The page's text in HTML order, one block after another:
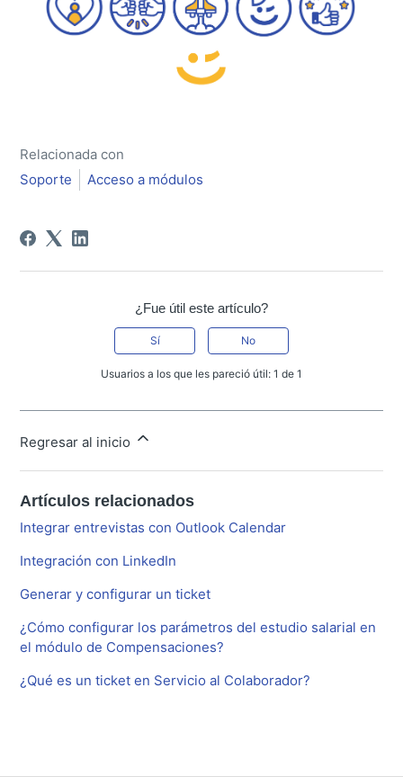
Relacionada con
Soporte
Acceso a módulos
¿Fue útil este artículo?
Sí No
Usuarios a los que les pareció útil: 1 de 1
Regresar al inicio
Artículos relacionados
Integrar entrevistas con Outlook Calendar
Integración con LinkedIn
Generar y configurar un ticket
¿Cómo configurar los parámetros del estudio salarial en
el módulo de Compensaciones?
¿Qué es un ticket en Servicio al Colaborador?